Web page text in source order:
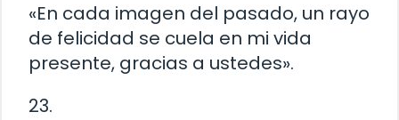
«En cada imagen del pasado, un rayo
de felicidad se cuela en mi vida
presente, gracias a ustedes».
23.